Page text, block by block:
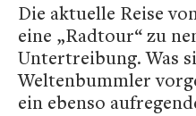
Die aktuelle Reise
eine „Radtour“ zu
Untertreibung. Was
Weltenbummler
ein ebenso